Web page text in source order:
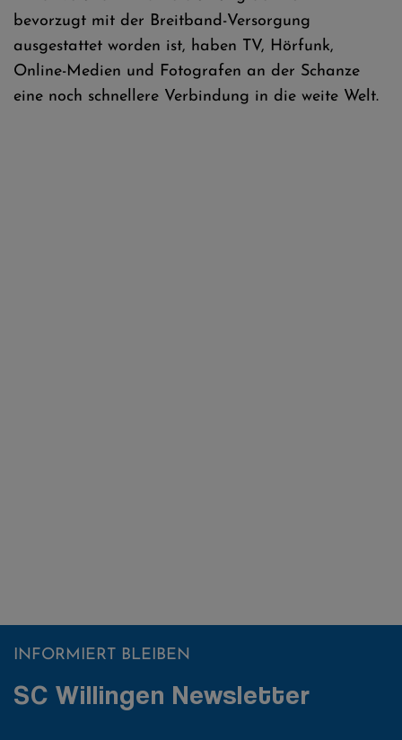
bevorzugt mit der Breitband-Versorgung
ausgestattet worden ist, haben TV, Hörfunk,
Online-Medien und Fotografen an der Schanze
eine noch schnellere Verbindung in die weite Welt.
INFORMIERT BLEIBEN
SC Willingen Newsletter